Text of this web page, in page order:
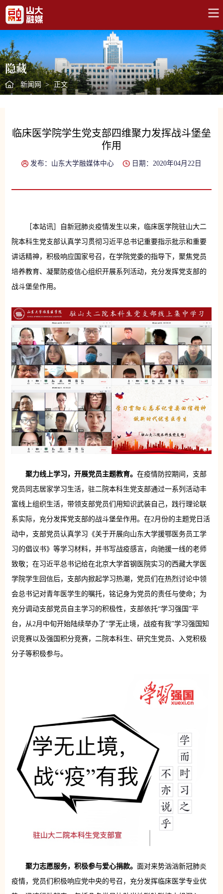
隐藏
新闻网 > 正文
临床医学院学生党支部四维聚力发挥战斗堡垒
作用
发布：山东大学融媒体中心 日期：2020年04月22日
［本站讯］自新冠肺炎疫情发生以来，临床医学院驻山大二
院本科生党支部认真学习贯彻习近平总书记重要指示批示和重要
讲话精神，积极响应国家号召，在学院党委的指导下，聚焦党员
培养教育、凝聚防疫信心组织开展系列活动，充分发挥党支部的
战斗堡垒作用。
聚力线上学习，开展党员主题教育。 在疫情防控期间，支部
党员同志居家学习生活，驻二院本科生党支部通过一系列活动丰
富线上组织生活，带领支部党员们用知识武装自己，践行理论联
系实际，充分发挥党支部的战斗堡垒作用。在2月份的主题党日活
动中，支部党员认真学习《关于开展向山东大学援鄂医务员工学
习的倡议书》等学习材料，并书写战疫感言，向驰援一线的老师
致敬；在习近平总书记给在北京大学首钢医院实习的西藏大学医
学院学生回信后，支部内掀起学习热潮，党员们在热烈讨论中领
会总书记对青年医学生的嘱托，铭记身为党员的责任与使命；为
充分调动支部党员自主学习的积极性，支部依托“学习强国”平
台，从2月中旬开始陆续举办了“学无止境，战疫有我”学习强国知
识竞赛以及强国积分竞赛，二院本科生、研究生党员、入党积极
分子等积极参与。
聚力志愿服务，积极参与爱心捐款。 面对来势汹汹新冠肺炎
疫情，党员们积极响应党中央的号召，充分发挥临床医学专业优